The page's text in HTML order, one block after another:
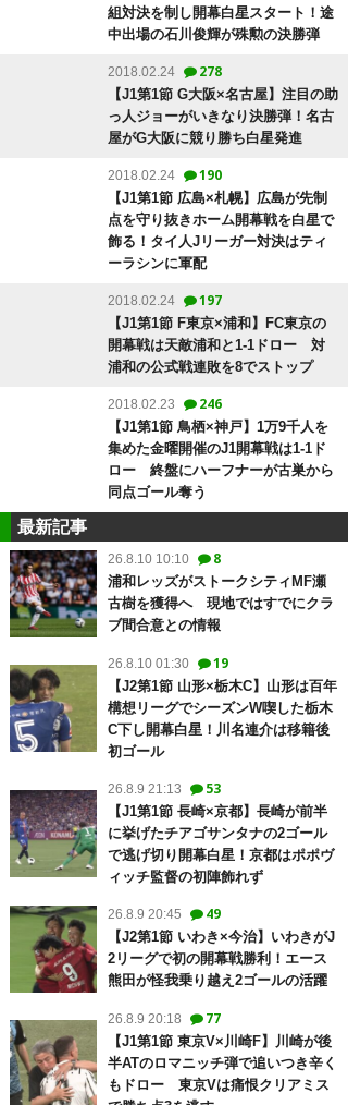
組対決を制し開幕白星スタート！途
中出場の石川俊輝が殊勲の決勝弾
2018.02.24 278
【J1第1節 G大阪×名古屋】注目の助
っ人ジョーがいきなり決勝弾！名古
屋がG大阪に競り勝ち白星発進
2018.02.24 190
【J1第1節 広島×札幌】広島が先制
点を守り抜きホーム開幕戦を白星で
飾る！タイ人Jリーガー対決はティ
ーラシンに軍配
2018.02.24 197
【J1第1節 F東京×浦和】FC東京の
開幕戦は天敵浦和と1-1ドロー 対
浦和の公式戦連敗を8でストップ
2018.02.23 246
【J1第1節 鳥栖×神戸】1万9千人を
集めた金曜開催のJ1開幕戦は1-1ド
ロー 終盤にハーフナーが古巣から
同点ゴール奪う
最新記事
26.8.10 10:10 8
浦和レッズがストークシティMF瀬
古樹を獲得へ 現地ではすでにクラ
ブ間合意との情報
26.8.10 01:30 19
【J2第1節 山形×栃木C】山形は百年
構想リーグでシーズンW喫した栃木
C下し開幕白星！川名連介は移籍後
初ゴール
26.8.9 21:13 53
【J1第1節 長崎×京都】長崎が前半
に挙げたチアゴサンタナの2ゴール
で逃げ切り開幕白星！京都はポポヴ
ィッチ監督の初陣飾れず
26.8.9 20:45 49
【J2第1節 いわき×今治】いわきがJ
2リーグで初の開幕戦勝利！エース
熊田が怪我乗り越え2ゴールの活躍
26.8.9 20:18 77
【J1第1節 東京V×川崎F】川崎が後
半ATのロマニッチ弾で追いつき辛く
もドロー 東京Vは痛恨クリアミス